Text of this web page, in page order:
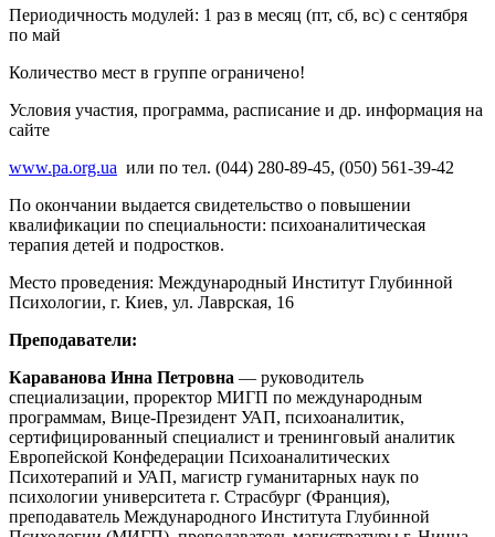
Периодичность модулей: 1 раз в месяц (пт, сб, вс) с сентября
по май
Количество мест в группе ограничено!
Условия участия, программа, расписание и др. информация на
сайте
www.pa.org.ua или по тел. (044) 280-89-45, (050) 561-39-42
По окончании выдается свидетельство о повышении
квалификации по специальности: психоаналитическая
терапия детей и подростков.
Место проведения: Международный Институт Глубинной
Психологии, г. Киев, ул. Лаврская, 16
Преподаватели:
Караванова Инна Петровна — руководитель
специализации, проректор МИГП по международным
программам, Вице-Президент УАП, психоаналитик,
сертифицированный специалист и тренинговый аналитик
Европейской Конфедерации Психоаналитических
Психотерапий и УАП, магистр гуманитарных наук по
психологии университета г. Страсбург (Франция),
преподаватель Международного Института Глубинной